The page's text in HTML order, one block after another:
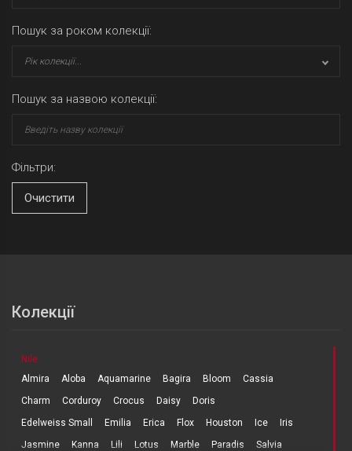
Пошук за роком колекції:
Рік колекції...
Пошук за назвою колекції:
Фільтри:
Очистити
Колекції
Nile
Almira
Aloba Aquamarine Bagira Bloom
Cassia
Charm
Corduroy Crocus Daisy
Doris
Edelweiss Small
Emilia Erica Flox Houston Ice
Iris
Jasmine
Kanna Lili Lotus Marble Paradis
Salvia